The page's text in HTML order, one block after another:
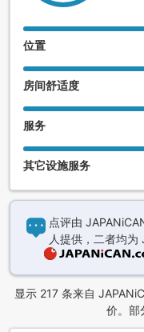
位置
房间舒适度
服务
其它设施服务
点评由
人提供，二者均为
显示 217 条来自
价。部